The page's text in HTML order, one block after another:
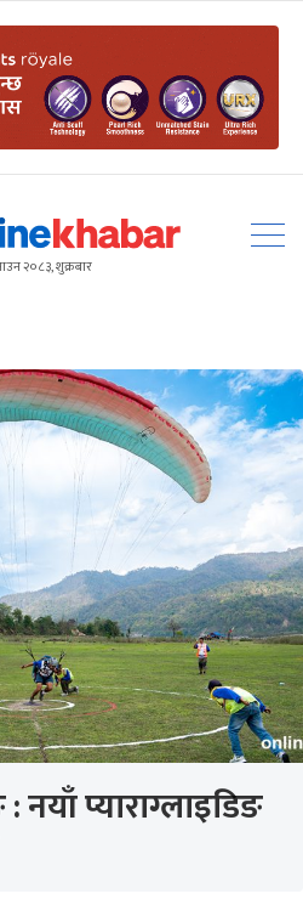
२०८३, शुक्रबार
नयाँ प्याराग्लाइडिङ